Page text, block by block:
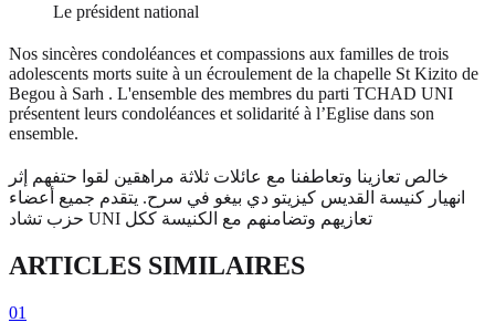
Le président national
Nos sincères condoléances et compassions aux familles de trois
adolescents morts suite à un écroulement de la chapelle St Kizito de
Begou à Sarh . L'ensemble des membres du parti TCHAD UNI
présentent leurs condoléances et solidarité à l’Eglise dans son
ensemble.
خالص تعازينا وتعاطفنا مع عائلات ثلاثة مراهقين لقوا حتفهم إثر
انهيار كنيسة القديس كيزيتو دي بيغو في سرح. يتقدم جميع أعضاء
حزب تشاد UNI تعازيهم وتضامنهم مع الكنيسة ككل
ARTICLES SIMILAIRES
01